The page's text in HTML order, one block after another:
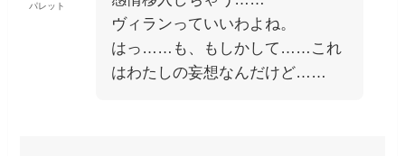
パレット
ヴィランっていいわよね。
はっ……も、もしかして……これ
はわたしの妄想なんだけど……